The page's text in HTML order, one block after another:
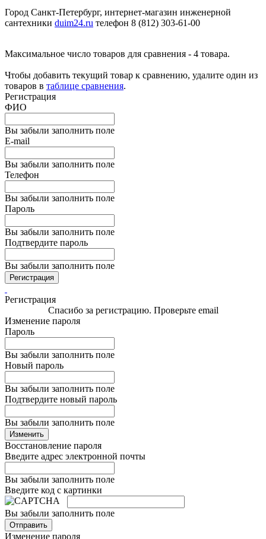
Город Санкт-Петербург, интернет-магазин инженерной
сантехники duim24.ru телефон 8 (812) 303-61-00
Максимальное число товаров для сравнения - 4 товара.
Чтобы добавить текущий товар к сравнению, удалите один из
товаров в таблице сравнения.
Регистрация
ФИО
Вы забыли заполнить поле
E-mail
Вы забыли заполнить поле
Телефон
Вы забыли заполнить поле
Пароль
Вы забыли заполнить поле
Подтвердите пароль
Вы забыли заполнить поле
Регистрация
Регистрация
Спасибо за регистрацию. Проверьте email
Изменение пароля
Пароль
Вы забыли заполнить поле
Новый пароль
Вы забыли заполнить поле
Подтвердите новый пароль
Вы забыли заполнить поле
Изменить
Восстановление пароля
Введите адрес электронной почты
Вы забыли заполнить поле
Введите код с картинки
Вы забыли заполнить поле
Отправить
Изменение пароля